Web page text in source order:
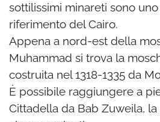
sottilissimi minareti sono
riferimento del Cairo.
Appena a nord-est della
Muhammad si trova la
costruita nel 1318-1335 da
È possibile raggiungere a
Cittadella da Bab Zuweila,